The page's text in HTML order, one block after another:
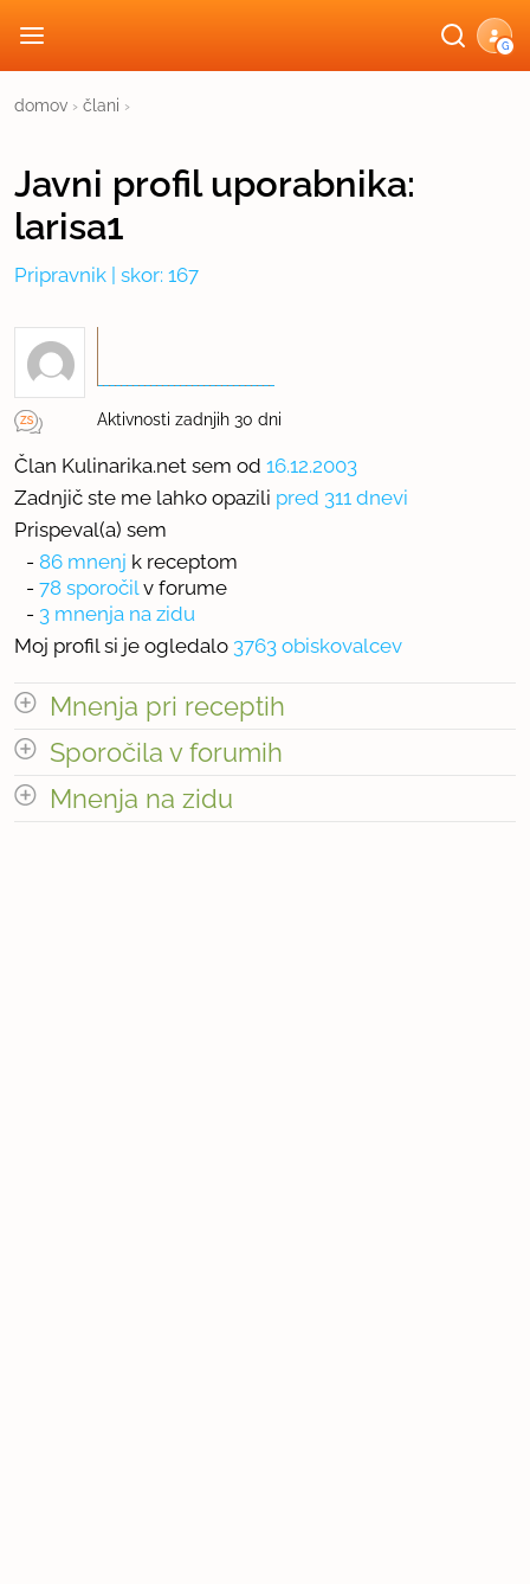
G
domov › člani ›
Javni profiluporabnika:
larisa1
Pripravnik | skor: 167
Aktivnosti zadnjih 30 dni
Član Kulinarika.net sem od 16.12.2003
Zadnjič ste me lahko opazili pred 311 dnevi
Prispeval(a) sem
- 86 mnenj k receptom
- 78 sporočil v forume
- 3 mnenja na zidu
Moj profil si je ogledalo 3763 obiskovalcev
Mnenja pri receptih
odpri vse
« prejšnja 1 9 naslednja Â»
Sporočila v forumih
odpri vse
Mnenja na zidu